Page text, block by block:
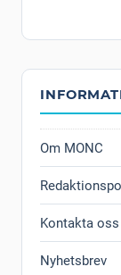
Om MONC
Kontakta oss
Nyhetsbrev